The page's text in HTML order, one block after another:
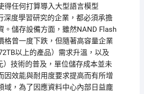
得任何打算導入大型語言模型
深度學習研究的企業，都必須承擔
。儲存設備方面，雖然NAND Flash
格曾一度下跌，但隨著高容量企業
以上的產品）需求升溫，以及
）技術的普及，單位儲存成本並未
因效能與耐用度要求提高而有所增
域，為了因應資料中心內部日益龐